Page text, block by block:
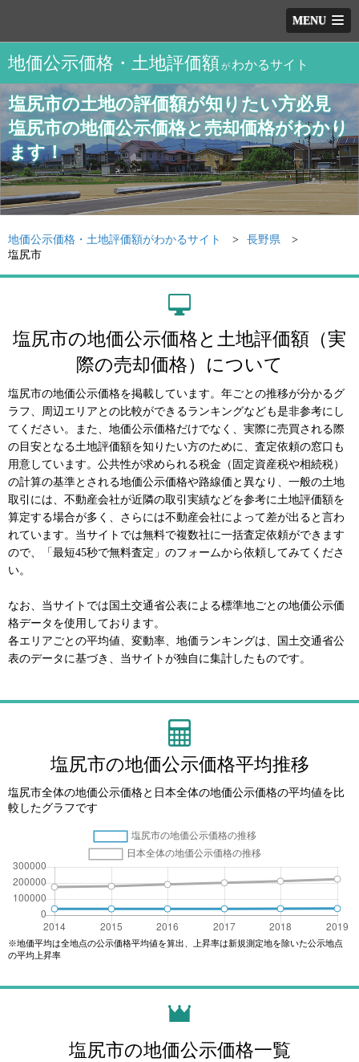
MENU
地価公示価格・土地評価額が わかるサイト
塩尻市の土地の評価額が知りたい方必見
塩尻市の地価公示価格と売却価格がわかり
ます！
地価公示価格・土地評価額がわかるサイト
長野県
塩尻市
塩尻市の地価公示価格と土地評価額（実
際の売却価格）について
塩尻市の地価公示価格を掲載しています。年ごとの推移が分かるグ
ラフ、周辺エリアとの比較ができるランキングなども是非参考にし
てください。また、地価公示価格だけでなく、実際に売買される際
の目安となる土地評価額を知りたい方のために、査定依頼の窓口も
用意しています。公共性が求められる税金（固定資産税や相続税）
の計算の基準とされる地価公示価格や路線価と異なり、一般の土地
取引には、不動産会社が近隣の取引実績などを参考に土地評価額を
算定する場合が多く、さらには不動産会社によって差が出ると言わ
れています。当サイトでは無料で複数社に一括査定依頼ができます
ので、「最短45秒で無料査定」のフォームから依頼してみてくださ
い。
なお、当サイトでは国土交通省公表による標準地ごとの地価公示価
格データを使用しております。
各エリアごとの平均値、変動率、地価ランキングは、国土交通省公
表のデータに基づき、当サイトが独自に集計したものです。
塩尻市の地価公示価格平均推移
塩尻市全体の地価公示価格と日本全体の地価公示価格の平均値を比
較したグラフです
※地価平均は全地点の公示価格平均値を算出、上昇率は新規測定地を除いた公示地点
の平均上昇率
塩尻市の地価公示価格一覧